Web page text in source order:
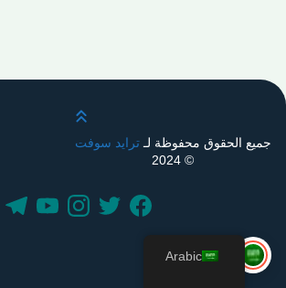
قم بالتمرير
جميع الحقوق محفوظة لـترايد سوفت
© 2024
Arabic